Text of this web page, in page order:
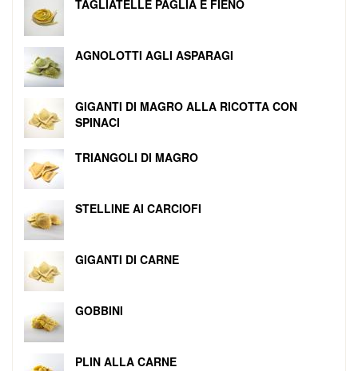
TAGLIATELLE PAGLIA E FIENO
AGNOLOTTI AGLI ASPARAGI
GIGANTI DI MAGRO ALLA RICOTTA CON
SPINACI
TRIANGOLI DI MAGRO
STELLINE AI CARCIOFI
GIGANTI DI CARNE
GOBBINI
PLIN ALLA CARNE